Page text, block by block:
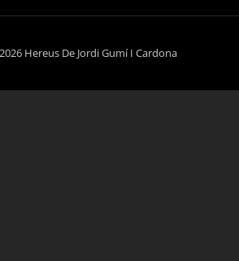
Hereus De Jordi Gumí I Cardona